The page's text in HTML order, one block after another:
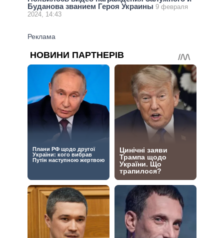
Буданова званием Героя Украины 9 февраля
2024, 14:43